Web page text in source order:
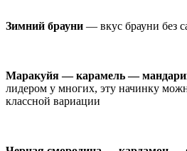
Зимний брауни — вкус брауни без
Маракуйя — карамель —
лидером у многих, эту начинку
классной вариации